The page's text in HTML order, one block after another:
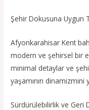
Şehir Dokusuna Uygun
Afyonkarahisar Kent
modern ve şehirsel bir
minimal detaylar ve
yaşamının dinamizmini
Sürdürülebilirlik ve Geri